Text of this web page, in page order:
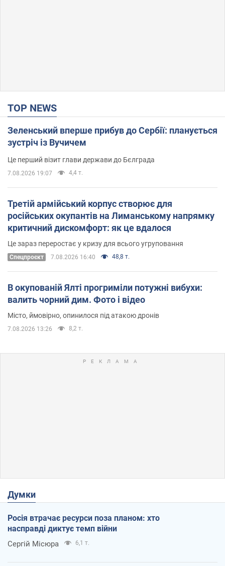
TOP NEWS
Зеленський вперше прибув до Сербії: планується
зустріч із Вучичем
Це перший візит глави держави до Бєлграда
7.08.2026 19:07 4,4 т.
Третій армійський корпус створює для
російських окупантів на Лиманському напрямку
критичний дискомфорт: як це вдалося
Це зараз переростає у кризу для всього угруповання
Cпецпроєкт 7.08.2026 16:40 48,8 т.
В окупованій Ялті прогриміли потужні вибухи:
валить чорний дим. Фото і відео
Місто, ймовірно, опинилося під атакою дронів
7.08.2026 13:26 8,2 т.
Думки
Росія втрачає ресурси поза планом: хто
насправді диктує темп війни
Сергій Місюра 6,1 т.